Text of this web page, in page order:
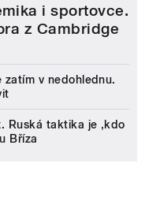
i sportovce.
z Cambridge
zatím v nedohlednu.
Ruská taktika je ‚kdo
Bříza